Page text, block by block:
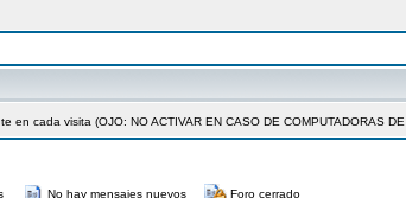
cada visita (OJO: NO ACTIVAR EN CASO DE COMPUTADORAS DE
No hay mensajes nuevos Foro cerrado